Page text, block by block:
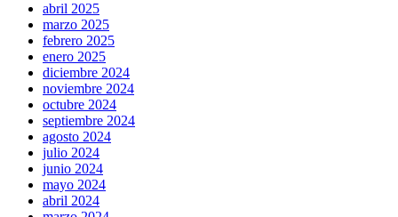
abril 2025
marzo 2025
febrero 2025
enero 2025
diciembre 2024
noviembre 2024
octubre 2024
septiembre 2024
agosto 2024
julio 2024
junio 2024
mayo 2024
abril 2024